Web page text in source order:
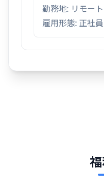
勤務地: リモー
雇用形態: 正社員